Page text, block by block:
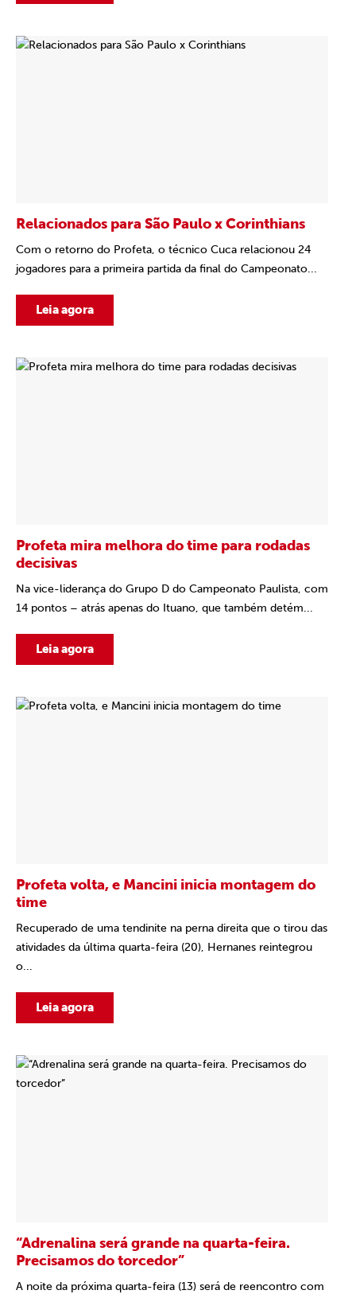
Relacionados para São Paulo x Corinthians
Com o retorno do Profeta, o técnico Cuca relacionou 24
jogadores para a primeira partida da final do Campeonato...
Leia agora
Profeta mira melhora do time para rodadas
decisivas
Na vice-liderança do Grupo D do Campeonato Paulista, com
14 pontos – atrás apenas do Ituano, que também detém...
Leia agora
Profeta volta, e Mancini inicia montagem do
time
Recuperado de uma tendinite na perna direita que o tirou das
atividades da última quarta-feira (20), Hernanes reintegrou
o...
Leia agora
“Adrenalina será grande na quarta-feira.
Precisamos do torcedor”
A noite da próxima quarta-feira (13) será de reencontro com